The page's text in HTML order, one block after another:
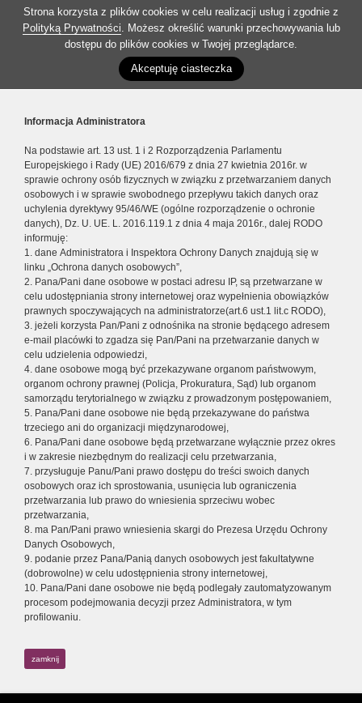
Strona korzysta z plików cookies w celu realizacji usług i zgodnie z
Polityką Prywatności. Możesz określić warunki przechowywania lub
dostępu do plików cookies w Twojej przeglądarce.
Akceptuję ciasteczka
Informacja Administratora
Na podstawie art. 13 ust. 1 i 2 Rozporządzenia Parlamentu
Europejskiego i Rady (UE) 2016/679 z dnia 27 kwietnia 2016r. w
sprawie ochrony osób fizycznych w związku z przetwarzaniem danych
osobowych i w sprawie swobodnego przepływu takich danych oraz
uchylenia dyrektywy 95/46/WE (ogólne rozporządzenie o ochronie
danych), Dz. U. UE. L. 2016.119.1 z dnia 4 maja 2016r., dalej RODO
informuję:
1. dane Administratora i Inspektora Ochrony Danych znajdują się w
linku „Ochrona danych osobowych”,
2. Pana/Pani dane osobowe w postaci adresu IP, są przetwarzane w
celu udostępniania strony internetowej oraz wypełnienia obowiązków
prawnych spoczywających na administratorze(art.6 ust.1 lit.c RODO),
3. jeżeli korzysta Pan/Pani z odnośnika na stronie będącego adresem
e-mail placówki to zgadza się Pan/Pani na przetwarzanie danych w
celu udzielenia odpowiedzi,
4. dane osobowe mogą być przekazywane organom państwowym,
organom ochrony prawnej (Policja, Prokuratura, Sąd) lub organom
samorządu terytorialnego w związku z prowadzonym postępowaniem,
5. Pana/Pani dane osobowe nie będą przekazywane do państwa
trzeciego ani do organizacji międzynarodowej,
6. Pana/Pani dane osobowe będą przetwarzane wyłącznie przez okres
i w zakresie niezbędnym do realizacji celu przetwarzania,
7. przysługuje Panu/Pani prawo dostępu do treści swoich danych
osobowych oraz ich sprostowania, usunięcia lub ograniczenia
przetwarzania lub prawo do wniesienia sprzeciwu wobec
przetwarzania,
8. ma Pan/Pani prawo wniesienia skargi do Prezesa Urzędu Ochrony
Danych Osobowych,
9. podanie przez Pana/Panią danych osobowych jest fakultatywne
(dobrowolne) w celu udostępnienia strony internetowej,
10. Pana/Pani dane osobowe nie będą podlegały zautomatyzowanym
procesom podejmowania decyzji przez Administratora, w tym
profilowaniu.
zamknij